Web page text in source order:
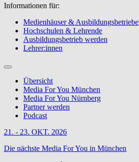
Informationen für:
Medienhäuser & Ausbildungsbetriebe
Hochschulen & Lehrende
Ausbildungsbetrieb werden
Lehrer:innen
Übersicht
Media For You München
Media For You Nürnberg
Partner werden
Podcast
21. - 23. OKT. 2026
Die nächste Media For You in München